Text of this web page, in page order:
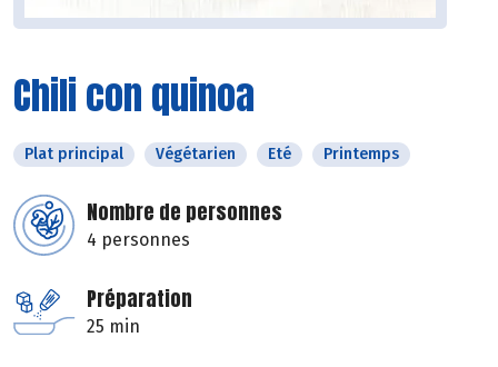
Chili con quinoa
Plat principal Végétarien Eté Printemps
Nombre de personnes
4 personnes
Préparation
25 min